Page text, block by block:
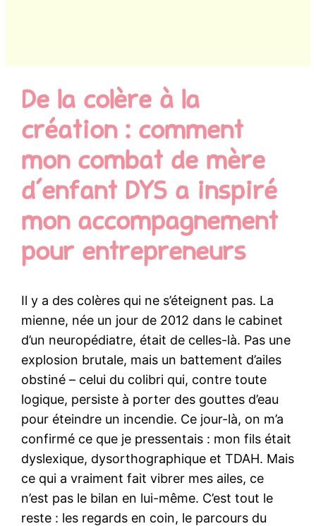
De la colère à la
création : comment
mon combat de mère
d’enfant DYS a inspiré
mon accompagnement
pour entrepreneurs
Il y a des colères qui ne s’éteignent pas. La
mienne, née un jour de 2012 dans le cabinet
d’un neuropédiatre, était de celles-là. Pas une
explosion brutale, mais un battement d’ailes
obstiné – celui du colibri qui, contre toute
logique, persiste à porter des gouttes d’eau
pour éteindre un incendie. Ce jour-là, on m’a
confirmé ce que je pressentais : mon fils était
dyslexique, dysorthographique et TDAH. Mais
ce qui a vraiment fait vibrer mes ailes, ce
n’est pas le bilan en lui-même. C’est tout le
reste : les regards en coin, le parcours du